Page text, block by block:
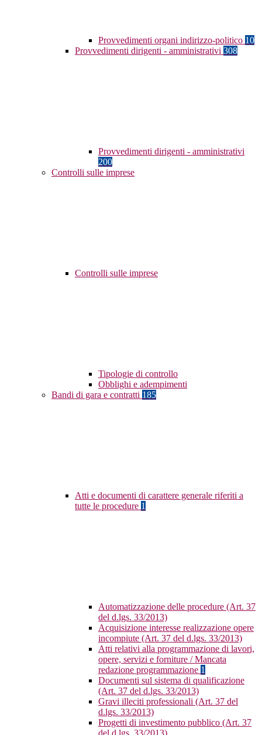
Provvedimenti organi indirizzo-politico 10
Provvedimenti dirigenti - amministrativi 308
Provvedimenti dirigenti - amministrativi
200
Controlli sulle imprese
Controlli sulle imprese
Tipologie di controllo
Obblighi e adempimenti
Bandi di gara e contratti 185
Atti e documenti di carattere generale riferiti a
tutte le procedure 1
Automatizzazione delle procedure (Art. 37
del d.lgs. 33/2013)
Acquisizione interesse realizzazione opere
incompiute (Art. 37 del d.lgs. 33/2013)
Atti relativi alla programmazione di lavori,
opere, servizi e forniture / Mancata
redazione programmazione 1
Documenti sul sistema di qualificazione
(Art. 37 del d.lgs. 33/2013)
Gravi illeciti professionali (Art. 37 del
d.lgs. 33/2013)
Progetti di investimento pubblico (Art. 37